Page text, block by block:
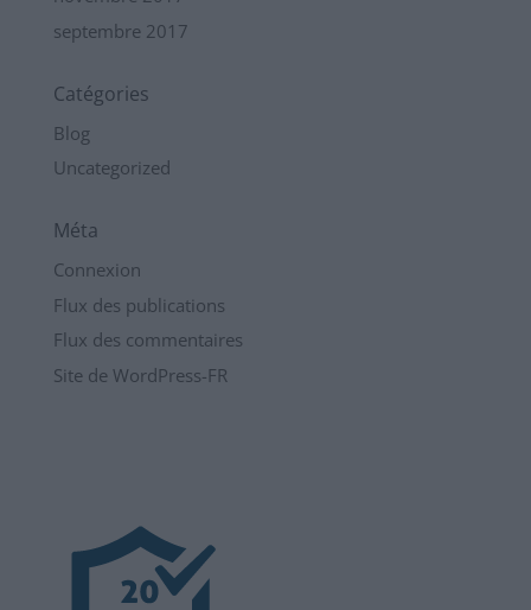
septembre 2017
Catégories
Blog
Uncategorized
Méta
Connexion
Flux des publications
Flux des commentaires
Site de WordPress-FR